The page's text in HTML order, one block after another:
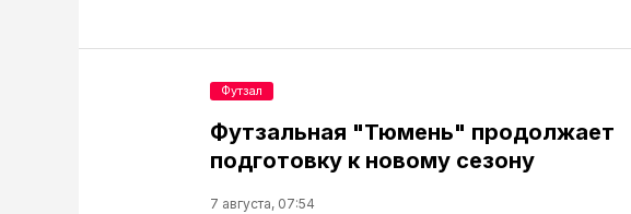
Футзальная "Тюмень" продолжает
подготовку к новому сезону
7 августа, 07:54
Футзал